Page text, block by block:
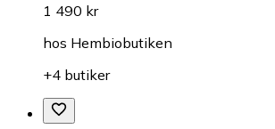
1 490 kr
hos Hembiobutiken
+4 butiker